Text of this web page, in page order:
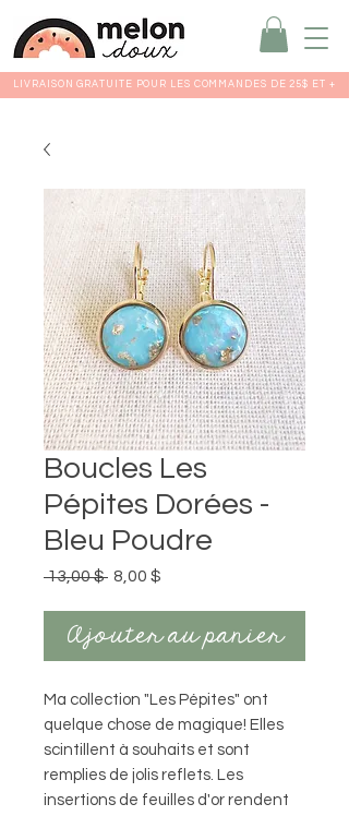
LIVRAISON GRATUITE POUR LES COMMANDES DE 25$ ET +
Boucles Les
Pépites Dorées -
Bleu Poudre
13,00 $ Prix
8,00 $
Ajouter au panier
Ma collection "Les Pépites" ont
quelque chose de magique! Elles
scintillent à souhaits et sont
remplies de jolis reflets. Les
insertions de feuilles d'or rendent